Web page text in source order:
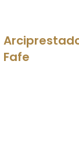
Fafe